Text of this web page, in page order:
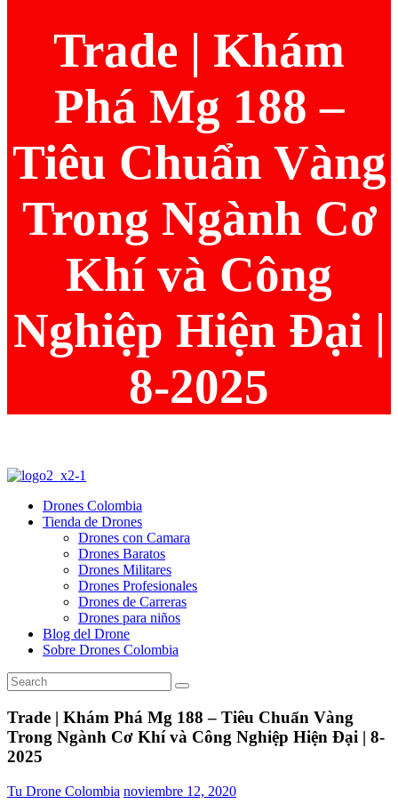
Trade | Khám
Phá Mg 188 –
Tiêu Chuẩn Vàng
Trong Ngành Cơ
Khí và Công
Nghiệp Hiện Đại |
8-2025
Drones Colombia
Tienda de Drones
Drones con Camara
Drones Baratos
Drones Militares
Drones Profesionales
Drones de Carreras
Drones para niños
Blog del Drone
Sobre Drones Colombia
Trade | Khám Phá Mg 188 – Tiêu Chuẩn Vàng
Trong Ngành Cơ Khí và Công Nghiệp Hiện Đại | 8-
2025
Tu Drone Colombia noviembre 12, 2020